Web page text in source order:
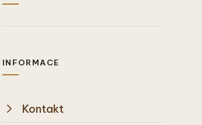
INFORMACE
Kontakt